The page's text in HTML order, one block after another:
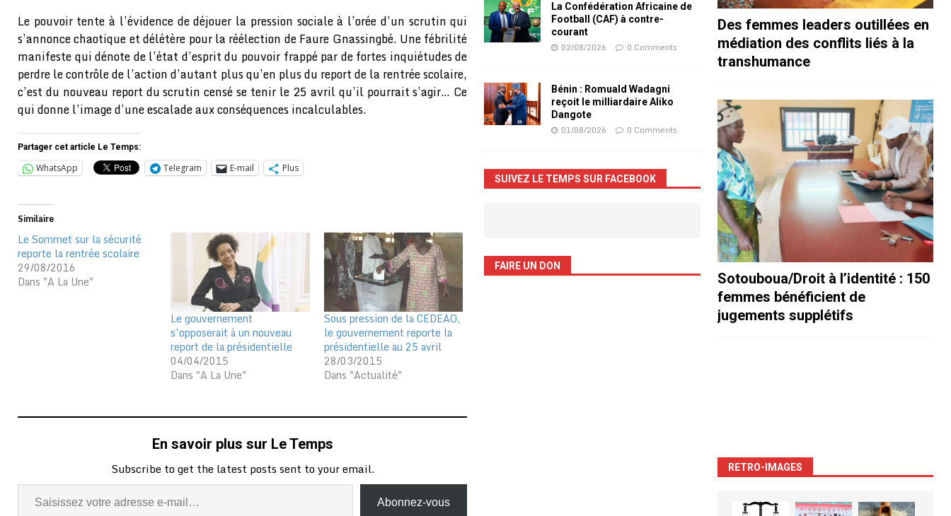
Le pouvoir tente à l’évidence de déjouer la pression sociale à l’orée d’un scrutin qui
s’annonce chaotique et délétère pour la réélection de Faure Gnassingbé. Une fébrilité
manifeste qui dénote de l’état d’esprit du pouvoir frappé par de fortes inquiétudes de
perdre le contrôle de l’action d’autant plus qu’en plus du report de la rentrée scolaire,
c’est du nouveau report du scrutin censé se tenir le 25 avril qu’il pourrait s’agir… Ce
qui donne l’image d’une escalade aux conséquences incalculables.
Partager cet article Le Temps:
WhatsApp Telegram E-mail Plus
Similaire
Le Sommet sur la sécurité
reporte la rentrée scolaire
29/08/2016
Dans "A La Une"
Le gouvernement
s’opposerait à un nouveau
report de la présidentielle
04/04/2015
Dans "A La Une"
Sous pression de la CEDEAO,
le gouvernement reporte la
présidentielle au 25 avril
28/03/2015
Dans "Actualité"
En savoir plus sur Le Temps
Subscribe to get the latest posts sent to your email.
Abonnez-vous
La Confédération Africaine de
Football (CAF) à contre-
courant
02/08/2026 0 Comments
Bénin : Romuald Wadagni
reçoit le milliardaire Aliko
Dangote
01/08/2026 0 Comments
SUIVEZ LE TEMPS SUR FACEBOOK
FAIRE UN DON
Des femmes leaders outillées en
médiation des conflits liés à la
transhumance
Sotouboua/Droit à l’identité : 150
femmes bénéficient de
jugements supplétifs
RETRO-IMAGES